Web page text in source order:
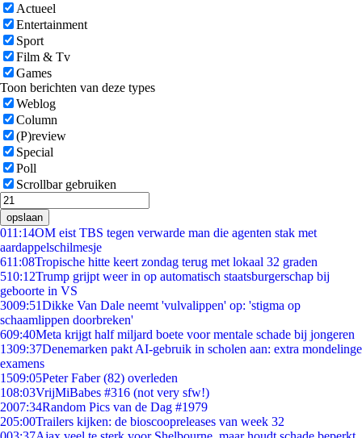
Actueel
Entertainment
Sport
Film & Tv
Games
Toon berichten van deze types
Weblog
Column
(P)review
Special
Poll
Scrollbar gebruiken
opslaan
011:14OM eist TBS tegen verwarde man die agenten stak met
aardappelschilmesje
611:08Tropische hitte keert zondag terug met lokaal 32 graden
510:12Trump grijpt weer in op automatisch staatsburgerschap bij
geboorte in VS
3009:51Dikke Van Dale neemt 'vulvalippen' op: 'stigma op
schaamlippen doorbreken'
609:40Meta krijgt half miljard boete voor mentale schade bij jongeren
1309:37Denemarken pakt AI-gebruik in scholen aan: extra mondelinge
examens
1509:05Peter Faber (82) overleden
108:03VrijMiBabes #316 (not very sfw!)
2007:34Random Pics van de Dag #1979
205:00Trailers kijken: de bioscoopreleases van week 32